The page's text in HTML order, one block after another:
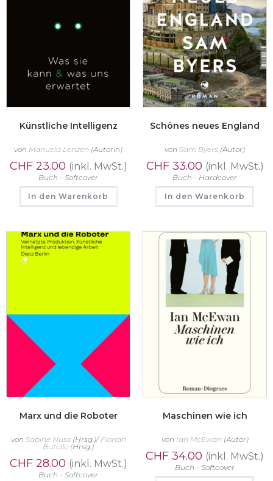
Künstliche Intelligenz
von Manuela Lenzen (Autorin)
CHF23.00 (inkl. MwSt.)
Buch - Softcover
In den Warenkorb
Schönes neues England
von Sam Byers (Autor)
CHF33.00 (inkl. MwSt.)
Buch - Hardcover
In den Warenkorb
Marx und die Roboter
von Sabine Nuss (Hrsg.)/Florian
Butollo (Hrsg.)
CHF28.00 (inkl. MwSt.)
Buch - Softcover
Maschinen wie ich
von Ian McEwan (Autor)
CHF 34.00 (inkl. MwSt.)
Buch - Softcover